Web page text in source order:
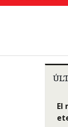
El